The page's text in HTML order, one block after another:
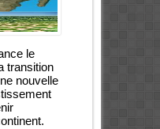
le
transition
nouvelle